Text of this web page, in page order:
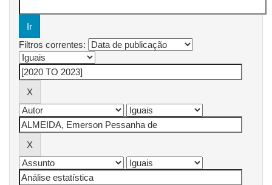
Filtros correntes: